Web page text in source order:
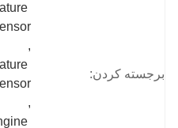
برجسته کردن:
,
,